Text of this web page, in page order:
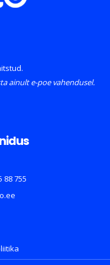
ainult e-poe vahendusel.
88 755